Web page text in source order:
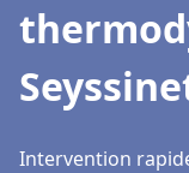
Intervention